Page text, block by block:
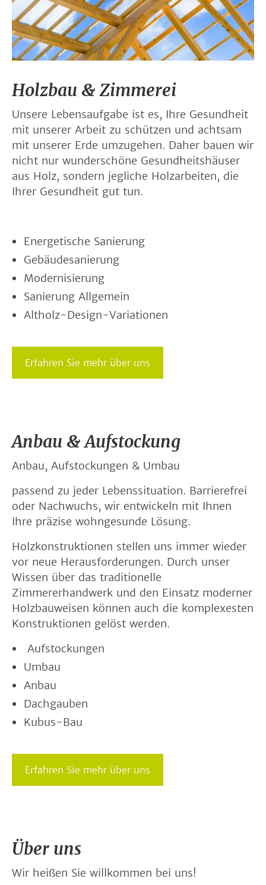
Holzbau & Zimmerei
Unsere Lebensaufgabe ist es, Ihre Gesundheit
mit unserer Arbeit zu schützen und achtsam
mit unserer Erde umzugehen. Daher bauen wir
nicht nur wunderschöne Gesundheitshäuser
aus Holz, sondern jegliche Holzarbeiten, die
Ihrer Gesundheit gut tun.
Energetische Sanierung
Gebäudesanierung
Modernisierung
Sanierung Allgemein
Altholz-Design-Variationen
Erfahren Sie mehr über uns
Anbau & Aufstockung
Anbau, Aufstockungen & Umbau
passend zu jeder Lebenssituation. Barrierefrei
oder Nachwuchs, wir entwickeln mit Ihnen
Ihre präzise wohngesunde Lösung.
Holzkonstruktionen stellen uns immer wieder
vor neue Herausforderungen. Durch unser
Wissen über das traditionelle
Zimmererhandwerk und den Einsatz moderner
Holzbauweisen können auch die komplexesten
Konstruktionen gelöst werden.
Aufstockungen
Umbau
Anbau
Dachgauben
Kubus-Bau
Erfahren Sie mehr über uns
Über uns
Wir heißen Sie willkommen bei uns!